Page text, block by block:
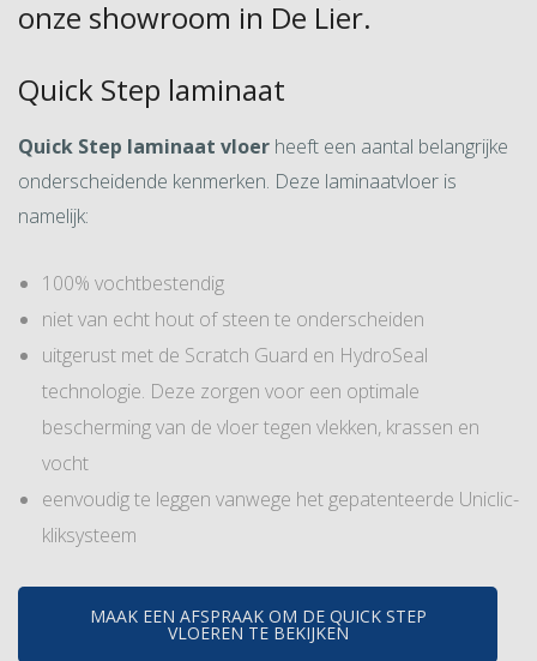
onze showroom in De Lier.
Quick Step laminaat
Quick Step laminaat vloer heeft een aantal belangrijke
onderscheidende kenmerken. Deze laminaatvloer is
namelijk:
100% vochtbestendig
niet van echt hout of steen te onderscheiden
uitgerust met de Scratch Guard en HydroSeal
technologie. Deze zorgen voor een optimale
bescherming van de vloer tegen vlekken, krassen en
vocht
eenvoudig te leggen vanwege het gepatenteerde Uniclic-
kliksysteem
MAAK EEN AFSPRAAK OM DE QUICK STEP
VLOEREN TE BEKIJKEN